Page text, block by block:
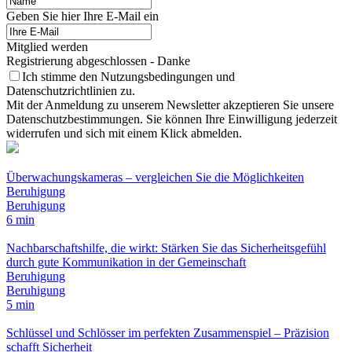
Geben Sie hier Ihre E-Mail ein
Mitglied werden
Registrierung abgeschlossen - Danke
Ich stimme den Nutzungsbedingungen und
Datenschutzrichtlinien zu.
Mit der Anmeldung zu unserem Newsletter akzeptieren Sie unsere
Datenschutzbestimmungen. Sie können Ihre Einwilligung jederzeit
widerrufen und sich mit einem Klick abmelden.
Überwachungskameras – vergleichen Sie die Möglichkeiten
Beruhigung
Beruhigung
6 min
Nachbarschaftshilfe, die wirkt: Stärken Sie das Sicherheitsgefühl
durch gute Kommunikation in der Gemeinschaft
Beruhigung
Beruhigung
5 min
Schlüssel und Schlösser im perfekten Zusammenspiel – Präzision
schafft Sicherheit